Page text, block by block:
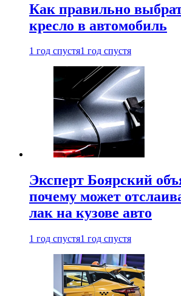
Как правильно
кресло в автомобиль
1 год спустя1 год спустя
Эксперт Боярский
почему может
лак на кузове авто
1 год спустя1 год спустя